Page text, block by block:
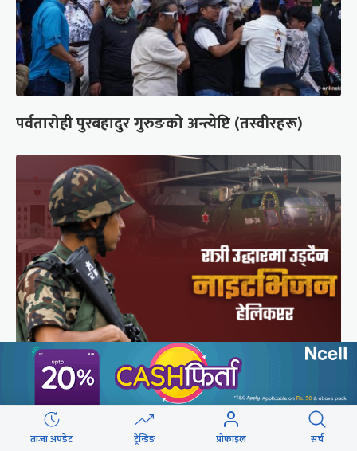
पर्वतारोही पुरबहादुर गुरुङको अन्त्येष्टि (तस्वीरहरू)
सेनाको नाइटभिजन हेलिकप्टर : भीआईपीका लागि उड्छ,
जनताको ज्यान बचाउन उड्दैन
ताजा अपडेट ट्रेन्डिङ प्रोफाइल सर्च